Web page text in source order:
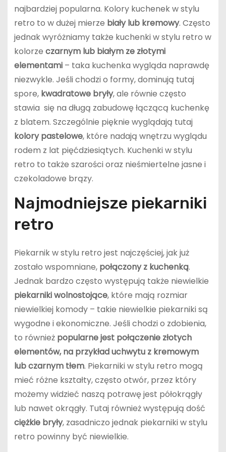
najbardziej popularna. Kolory kuchenek w stylu
retro to w dużej mierze biały lub kremowy. Często
jednak wyróżniamy także kuchenki w stylu retro w
kolorze czarnym lub białym ze złotymi
elementami– taka kuchenka wygląda naprawdę
niezwykle. Jeśli chodzi o formy, dominują tutaj
spore, kwadratowe bryły, ale równie często
stawia się na długą zabudowę łączącą kuchenkę
z blatem. Szczególnie pięknie wyglądają tutaj
kolory pastelowe, które nadają wnętrzu wyglądu
rodem z lat pięćdziesiątych. Kuchenki w stylu
retro to także szarości oraz nieśmiertelne jasne i
czekoladowe brązy.
Najmodniejsze piekarniki
retro
Piekarnik w stylu retro jest najczęściej, jak już
zostało wspomniane, połączony z kuchenką.
Jednak bardzo często występują także niewielkie
piekarniki wolnostojące, które mają rozmiar
niewielkiej komody – takie niewielkie piekarniki są
wygodne i ekonomiczne. Jeśli chodzi o zdobienia,
to równieżpopularne jest połączenie złotych
elementów, na przykład uchwytu z kremowym
lub czarnym tłem. Piekarniki w stylu retro mogą
mieć różne kształty, często otwór, przez który
możemy widzieć naszą potrawę jest półokrągły
lub nawet okrągły. Tutaj również występują dość
ciężkie bryły, zasadniczo jednak piekarniki w stylu
retro powinny być niewielkie.